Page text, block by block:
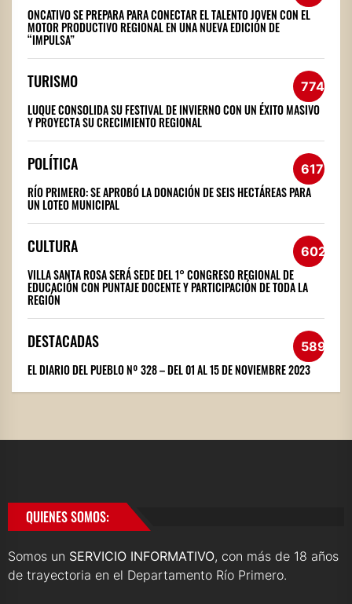
ONCATIVO SE PREPARA PARA CONECTAR EL TALENTO JOVEN CON EL
MOTOR PRODUCTIVO REGIONAL EN UNA NUEVA EDICIÓN DE
“IMPULSA”
TURISMO 774
LUQUE CONSOLIDA SU FESTIVAL DE INVIERNO CON UN ÉXITO MASIVO
Y PROYECTA SU CRECIMIENTO REGIONAL
POLÍTICA 617
RÍO PRIMERO: SE APROBÓ LA DONACIÓN DE SEIS HECTÁREAS PARA
UN LOTEO MUNICIPAL
CULTURA 602
VILLA SANTA ROSA SERÁ SEDE DEL 1° CONGRESO REGIONAL DE
EDUCACIÓN CON PUNTAJE DOCENTE Y PARTICIPACIÓN DE TODA LA
REGIÓN
DESTACADAS 589
EL DIARIO DEL PUEBLO Nº 328 – DEL 01 AL 15 DE NOVIEMBRE 2023
QUIENES SOMOS:
Somos un SERVICIO INFORMATIVO, con más de 18 años
de trayectoria en el Departamento Río Primero.